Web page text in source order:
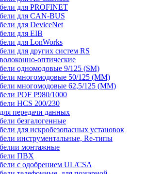
для PROFINET
для CAN-BUS
для DeviceNet
для EIB
для LonWorks
для других систем RS
оптические
одномодовые 9/125 (SM)
многомодовые 50/125 (ММ)
многомодовые 62,5/125 (ММ)
POF P980/1000
HCS 200/230
передачи данных
безгалогенные
для искробезопасных установок
инструментальные, Re-типы
монтажные
ПВХ
с одобрением UL/CSA